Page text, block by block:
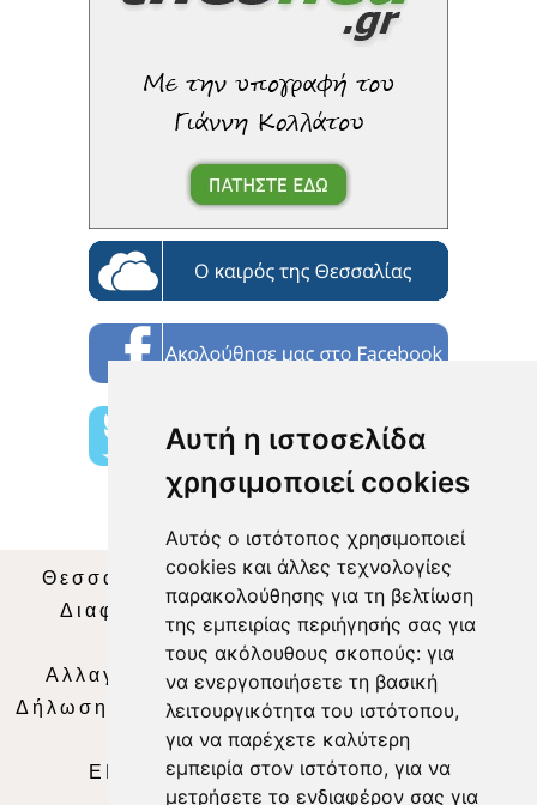
Αυτή η ιστοσελίδα
χρησιμοποιεί cookies
Αυτός ο ιστότοπος χρησιμοποιεί
cookies και άλλες τεχνολογίες
παρακολούθησης για τη βελτίωση
της εμπειρίας περιήγησής σας για
τους ακόλουθους σκοπούς: για
να ενεργοποιήσετε τη βασική
λειτουργικότητα του ιστότοπου,
για να παρέχετε καλύτερη
εμπειρία στον ιστότοπο, για να
μετρήσετε το ενδιαφέρον σας για
Θεσσαλία Τηλεόραση|SNG Services
Διαφήμιση
| Όροι Χρήσης |Δήλωση
Απορρήτου |
Περιεχόμενο
Αλλαγή Προτιμήσεων για τα Cookies
Δήλωση συμμόρφωσης με τη σύσταση (ΕΕ)
2018/334|Ταυτότητα
ΕΝΗΜΕΡΩΣΗ |WEB TV| LIVE